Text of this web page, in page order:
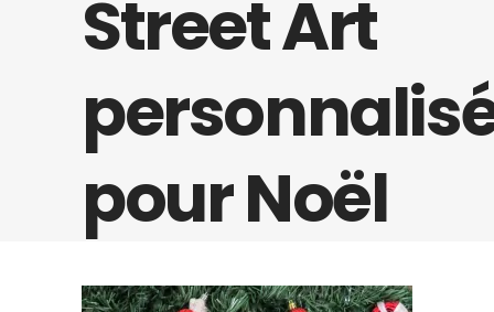
Street Art
pour Noël